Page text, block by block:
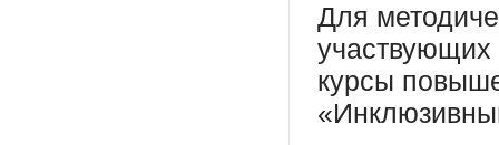
Для
участвующих
курсы